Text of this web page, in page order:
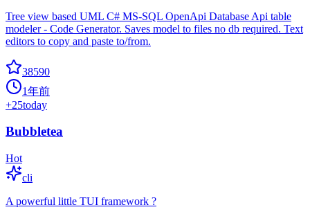
Tree view based UML C# MS-SQL OpenApi Database Api table
modeler - Code Generator. Saves model to files no db required. Text
editors to copy and paste to/from.
38590
1年前
+25today
Bubbletea
Hot
cli
A powerful little TUI framework ?